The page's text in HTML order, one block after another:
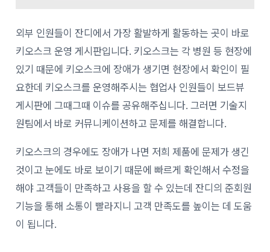
외부 인원들이 잔디에서 가장 활발하게 활동하는 곳이 바로
키오스크 운영 게시판입니다. 키오스크는 각 병원 등 현장에
있기 때문에 키오스크에 장애가 생기면 현장에서 확인이 필
요한데 키오스크를 운영해주시는 협업사 인원들이 보드뷰
게시판에 그때그때 이슈를 공유해주십니다. 그러면 기술지
원팀에서 바로 커뮤니케이션하고 문제를 해결합니다.
키오스크의 경우에도 장애가 나면 저희 제품에 문제가 생긴
것이고 눈에도 바로 보이기 때문에 빠르게 확인해서 수정을
해야 고객들이 만족하고 사용을 할 수 있는데 잔디의 준회원
기능을 통해 소통이 빨라지니 고객 만족도를 높이는 데 도움
이 됩니다.